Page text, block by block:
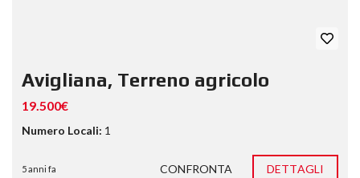
Avigliana, Terreno agricolo
19.500€
Numero Locali: 1
5 anni fa CONFRONTA DETTAGLI